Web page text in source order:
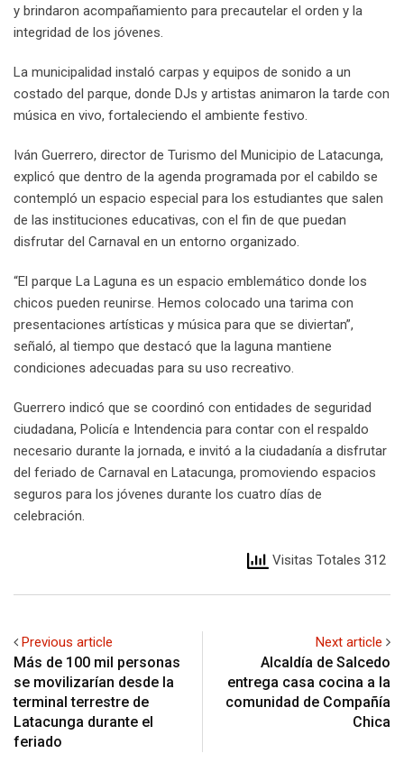
y brindaron acompañamiento para precautelar el orden y la
integridad de los jóvenes.
La municipalidad instaló carpas y equipos de sonido a un
costado del parque, donde DJs y artistas animaron la tarde con
música en vivo, fortaleciendo el ambiente festivo.
Iván Guerrero, director de Turismo del Municipio de Latacunga,
explicó que dentro de la agenda programada por el cabildo se
contempló un espacio especial para los estudiantes que salen
de las instituciones educativas, con el fin de que puedan
disfrutar del Carnaval en un entorno organizado.
“El parque La Laguna es un espacio emblemático donde los
chicos pueden reunirse. Hemos colocado una tarima con
presentaciones artísticas y música para que se diviertan”,
señaló, al tiempo que destacó que la laguna mantiene
condiciones adecuadas para su uso recreativo.
Guerrero indicó que se coordinó con entidades de seguridad
ciudadana, Policía e Intendencia para contar con el respaldo
necesario durante la jornada, e invitó a la ciudadanía a disfrutar
del feriado de Carnaval en Latacunga, promoviendo espacios
seguros para los jóvenes durante los cuatro días de
celebración.
Visitas Totales 312
Previous article
Más de 100 mil personas
se movilizarían desde la
terminal terrestre de
Latacunga durante el
feriado
Next article
Alcaldía de Salcedo
entrega casa cocina a la
comunidad de Compañía
Chica